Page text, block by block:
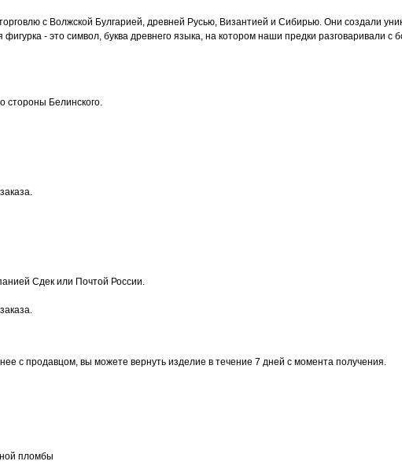
с Волжской Булгарией, древней Русью, Византией и Сибирью. Они создали
- это символ, буква древнего языка, на котором наши предки разговаривали с
стороны Белинского.
Сдек или Почтой России.
с продавцом, вы можете вернуть изделие в течение 7 дней с момента получения.
пломбы